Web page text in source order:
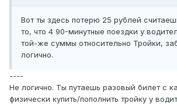
Вот ты здесь потерю 25 рублей
то, что 4 90-минутные поездки у
той-же суммы относительно Тройки,
логично.
----
Не логично. Ты путаешь разовый билет с
физически купить/пополнить тройку у